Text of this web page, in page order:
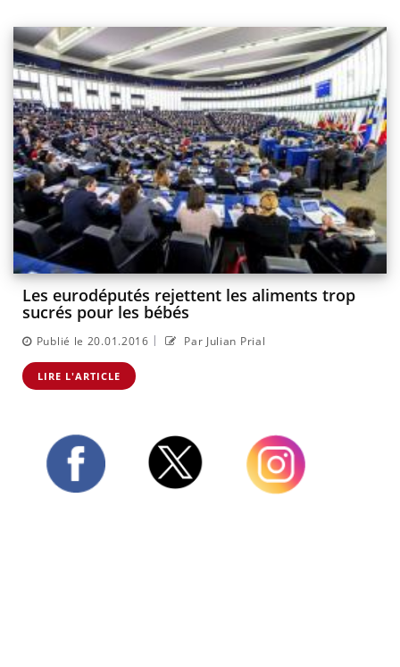
Les eurodéputés rejettent les aliments trop
sucrés pour les bébés
Publié le 20.01.2016 | Par Julian Prial
LIRE L'ARTICLE